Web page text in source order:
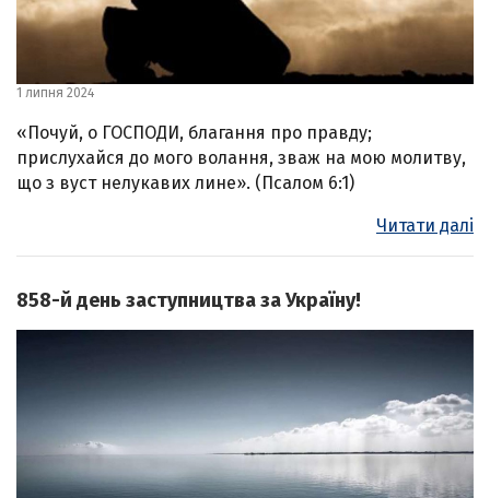
1 липня 2024
«Почуй, о ГОСПОДИ, благання про правду;
прислухайся до мого волання, зваж на мою молитву,
що з вуст нелукавих лине». (Псалом 6:1)
Читати далі
858-й день заступництва за Україну!